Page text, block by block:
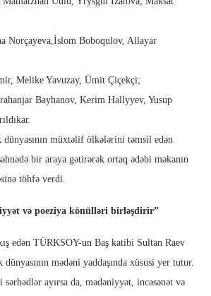
Norçayeva,İslom Boboqulov, Allayar
Melike Yavuzay, Ümit Çiçekçi;
Bayhanov, Kerim Hallyyev, Yusup
müxtəlif ölkələrini təmsil edən
bir araya gətirərək ortaq ədəbi məkanın
töhfə verdi.
və poeziya könülləri birləşdirir”
edən TÜRKSOY-un Baş katibi Sultan Raev
mədəni yaddaşında xüsusi yer tutur.
ayırsa da, mədəniyyət, incəsənət və